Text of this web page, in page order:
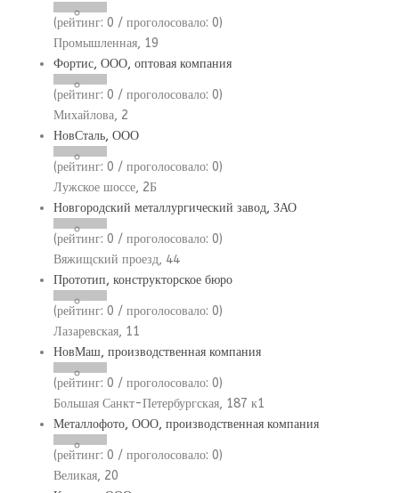
(рейтинг: 0 / проголосовало: 0)
Промышленная, 19
Фортис, ООО, оптовая компания
(рейтинг: 0 / проголосовало: 0)
Михайлова, 2
НовСталь, ООО
(рейтинг: 0 / проголосовало: 0)
Лужское шоссе, 2Б
Новгородский металлургический завод, ЗАО
(рейтинг: 0 / проголосовало: 0)
Вяжищский проезд, 44
Прототип, конструкторское бюро
(рейтинг: 0 / проголосовало: 0)
Лазаревская, 11
НовМаш, производственная компания
(рейтинг: 0 / проголосовало: 0)
Большая Санкт-Петербургская, 187 к1
Металлофото, ООО, производственная компания
(рейтинг: 0 / проголосовало: 0)
Великая, 20